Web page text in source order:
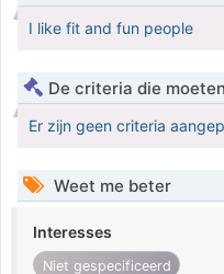
I like fit and fun people
De criteria die
Er zijn geen criteria
Weet me beter
Interesses
Niet gespecificeerd